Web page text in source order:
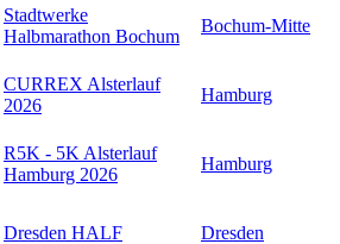
Stadtwerke
Halbmarathon Bochum
Bochum-Mitte
CURREX Alsterlauf
2026
Hamburg
R5K - 5K Alsterlauf
Hamburg 2026
Hamburg
Dresden HALF Dresden